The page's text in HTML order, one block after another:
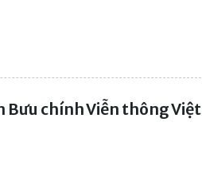
Bưu chính Viễn thông Việt